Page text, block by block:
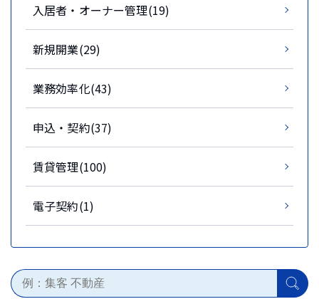
入居者・オーナー管理(19)
新規開業(29)
業務効率化(43)
申込・契約(37)
賃貸管理(100)
電子契約(1)